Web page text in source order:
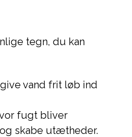
tegn, du kan
vand frit løb ind
fugt bliver
skabe utætheder.